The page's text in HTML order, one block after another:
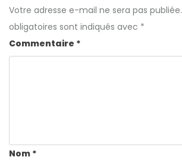
Votre adresse e-mail ne sera pas publiée.
obligatoires sont indiqués avec *
Commentaire *
Nom *